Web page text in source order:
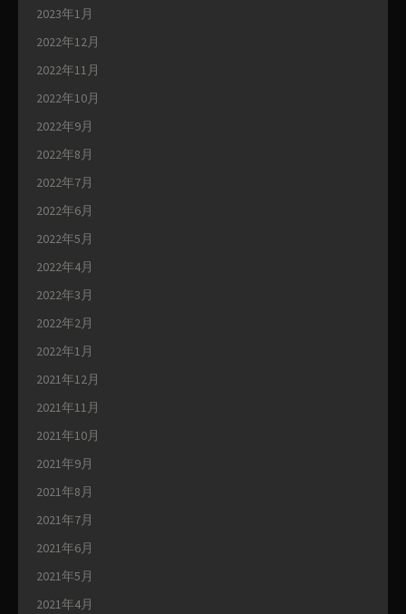
2023年1月
2022年12月
2022年11月
2022年10月
2022年9月
2022年8月
2022年7月
2022年6月
2022年5月
2022年4月
2022年3月
2022年2月
2022年1月
2021年12月
2021年11月
2021年10月
2021年9月
2021年8月
2021年7月
2021年6月
2021年5月
2021年4月